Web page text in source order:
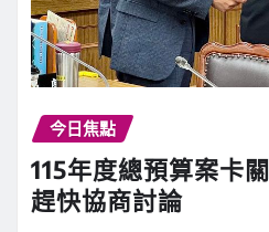
今日焦點
115年度總預算案卡
趕快協商討論